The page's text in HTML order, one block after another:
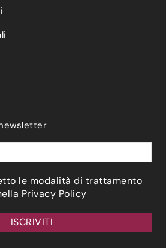
le modalità di trattamento
Privacy Policy